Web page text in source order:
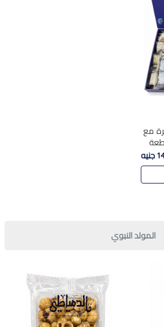
مع
تضم 43 قطعة
المولد النبوي